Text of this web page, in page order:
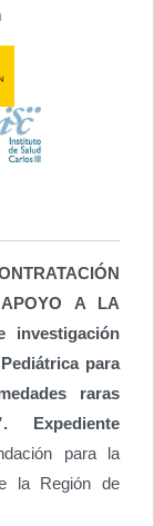
A LA
investigación
para
raras
Expediente
para la
la Región de